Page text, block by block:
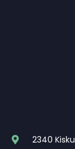
2340